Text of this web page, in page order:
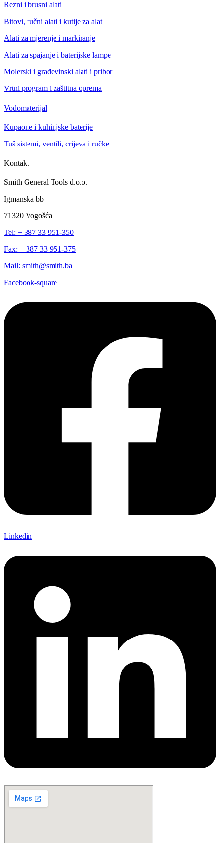
Rezni i brusni alati
Bitovi, ručni alati i kutije za alat
Alati za mjerenje i markiranje
Alati za spajanje i baterijske lampe
Molerski i građevinski alati i pribor
Vrtni program i zaštitna oprema
Vodomaterijal
Kupaone i kuhinjske baterije
Tuš sistemi, ventili, crijeva i ručke
Kontakt
Smith General Tools d.o.o.
Igmanska bb
71320 Vogošća
Tel: + 387 33 951-350
Fax: + 387 33 951-375
Mail: smith@smith.ba
Facebook-square
Linkedin